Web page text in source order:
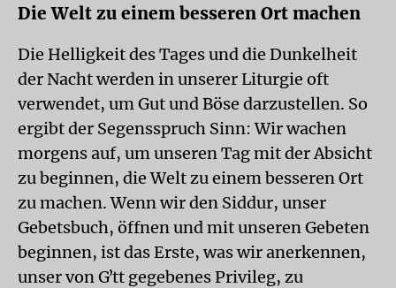
Die Welt zu einem besseren Ort machen
Die Helligkeit des Tages und die Dunkelheit
der Nacht werden in unserer Liturgie oft
verwendet, um Gut und Böse darzustellen. So
ergibt der Segensspruch Sinn: Wir wachen
morgens auf, um unseren Tag mit der Absicht
zu beginnen, die Welt zu einem besseren Ort
zu machen. Wenn wir den Siddur, unser
Gebetsbuch, öffnen und mit unseren Gebeten
beginnen, ist das Erste, was wir anerkennen,
unser von Gʼtt gegebenes Privileg, zu